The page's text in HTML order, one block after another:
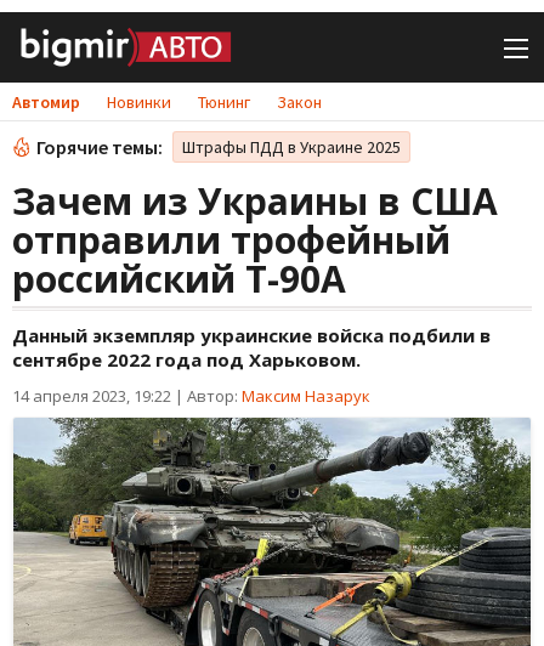
Автомир Новинки Тюнинг Закон
Горячие темы: Штрафы ПДД в Украине 2025
Зачем из Украины в США
отправили трофейный
российский Т-90А
Данный экземпляр украинские войска подбили в
сентябре 2022 года под Харьковом.
14 апреля 2023, 19:22 | Автор: Максим Назарук